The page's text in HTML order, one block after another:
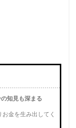
知見も深まる
金を生み出してく